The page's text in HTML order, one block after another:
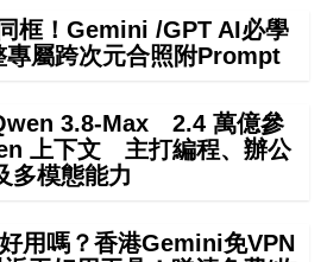
框！Gemini /GPT AI必學
專屬跨次元合照附Prompt
3.8-Max 2.4 萬億參
上下文 主打編程、辦公
多模態能力
用嗎？香港Gemini免VPN